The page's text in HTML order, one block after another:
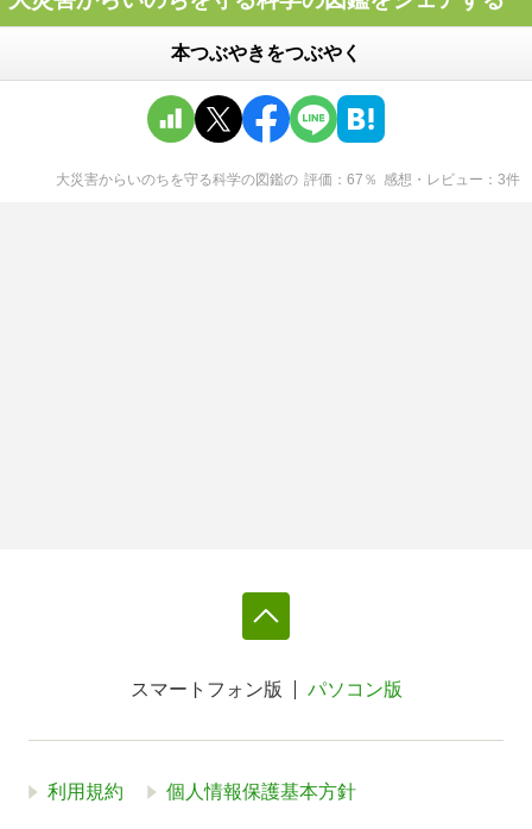
本つぶやきをつぶやく
大災害からいのちを守る科学の図鑑の 評価 67 ％ 感想・レビュー 3件
スマートフォン版 パソコン版
利用規約 個人情報保護基本方針